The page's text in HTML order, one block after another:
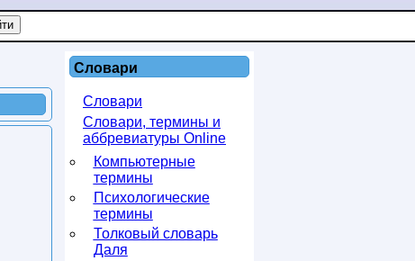
Словари
Словари
Словари, термины и
аббревиатуры Online
Компьютерные
термины
Психологические
термины
Толковый словарь
Даля